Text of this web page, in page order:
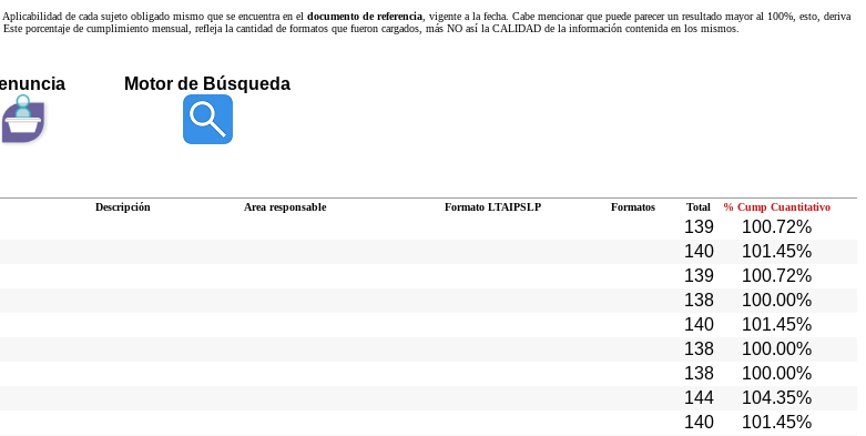
de cada sujeto obligado mismo que se encuentra en el documento de referencia , vigente a la fecha. Cabe mencionar que puede parecer un resultado mayor al 100%, esto, deriva
porcentaje de cumplimiento mensual, refleja la cantidad de formatos que fueron cargados, más NO así la CALIDAD de la información contenida en los mismos.
Motor de Búsqueda
Descripción Area responsable Formato LTAIPSLP Formatos Total % Cump Cuantitativo
139 100.72%
140 101.45%
139 100.72%
138 100.00%
140 101.45%
138 100.00%
138 100.00%
144 104.35%
140 101.45%